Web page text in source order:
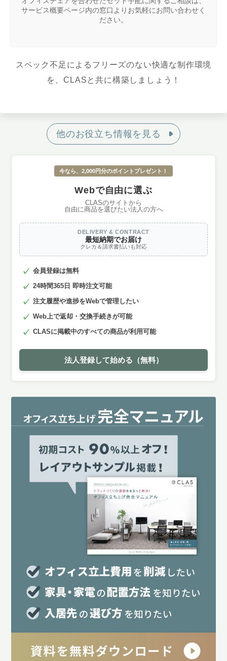
サービス概要ページ内の窓口よりお気軽にお問い合わせく
ださい。
スペック不足によるフリーズのない快適な制作環境
を、CLASと共に構築しましょう！
他のお役立ち情報を見る
今なら、2,000円分のポイントプレゼント！
Webで自由に選ぶ
CLASのサイトから
自由に商品を選びたい法人の方へ
DELIVERY & CONTRACT
最短納期でお届け
クレカ＆請求書払いも対応
会員登録は無料
24時間365日 即時注文可能
注文履歴や進捗をWebで管理したい
Web上で返却・交換手続きが可能
CLASに掲載中のすべての商品が利用可能
法人登録して始める（無料）